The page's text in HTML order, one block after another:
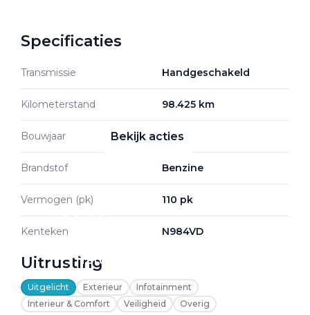
voordeel
Bekijk acties
Zakelijk
Terug
Specificaties
Transmissie Handgeschakeld
Kilometerstand 98.425 km
Bouwjaar 2022
Brandstof Benzine
Vermogen (pk) 110 pk
Kenteken N984VD
Uitrusting
Uitgelicht Exterieur
Infotainment
Interieur & Comfort
Veiligheid Overig